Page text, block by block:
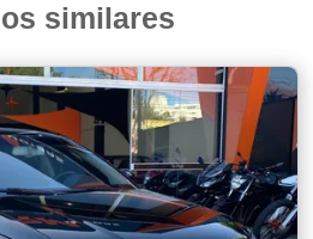
similares